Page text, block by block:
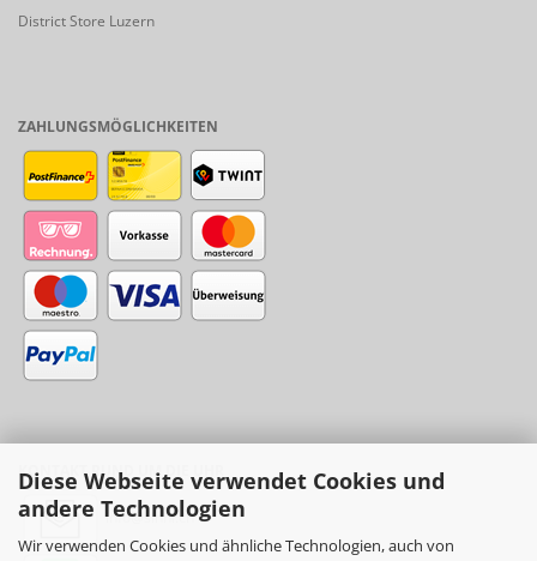
Diese Webseite verwendet Cookies und
andere Technologien
Wir verwenden Cookies und ähnliche Technologien, auch von
District Store Luzern
ZAHLUNGSMÖGLICHKEITEN
KONTAKT RUND UM DIE UHR
info@sinni.ch